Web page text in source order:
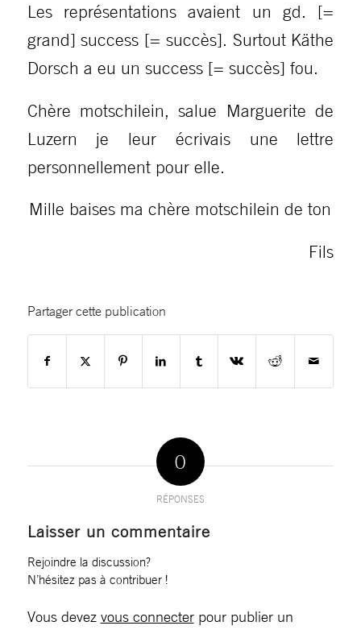
Les représentations avaient un gd. [=
grand] success [= succès]. Surtout Käthe
Dorsch a eu un success [= succès] fou.
Chère motschilein, salue Marguerite de
Luzern je leur écrivais une lettre
personnellement pour elle.
Mille baises ma chère motschilein de ton
Fils
Partager cette publication
0
RÉPONSES
Laisser un commentaire
Rejoindre la discussion?
N’hésitez pas à contribuer !
Vous devez vous connecterpour publier un